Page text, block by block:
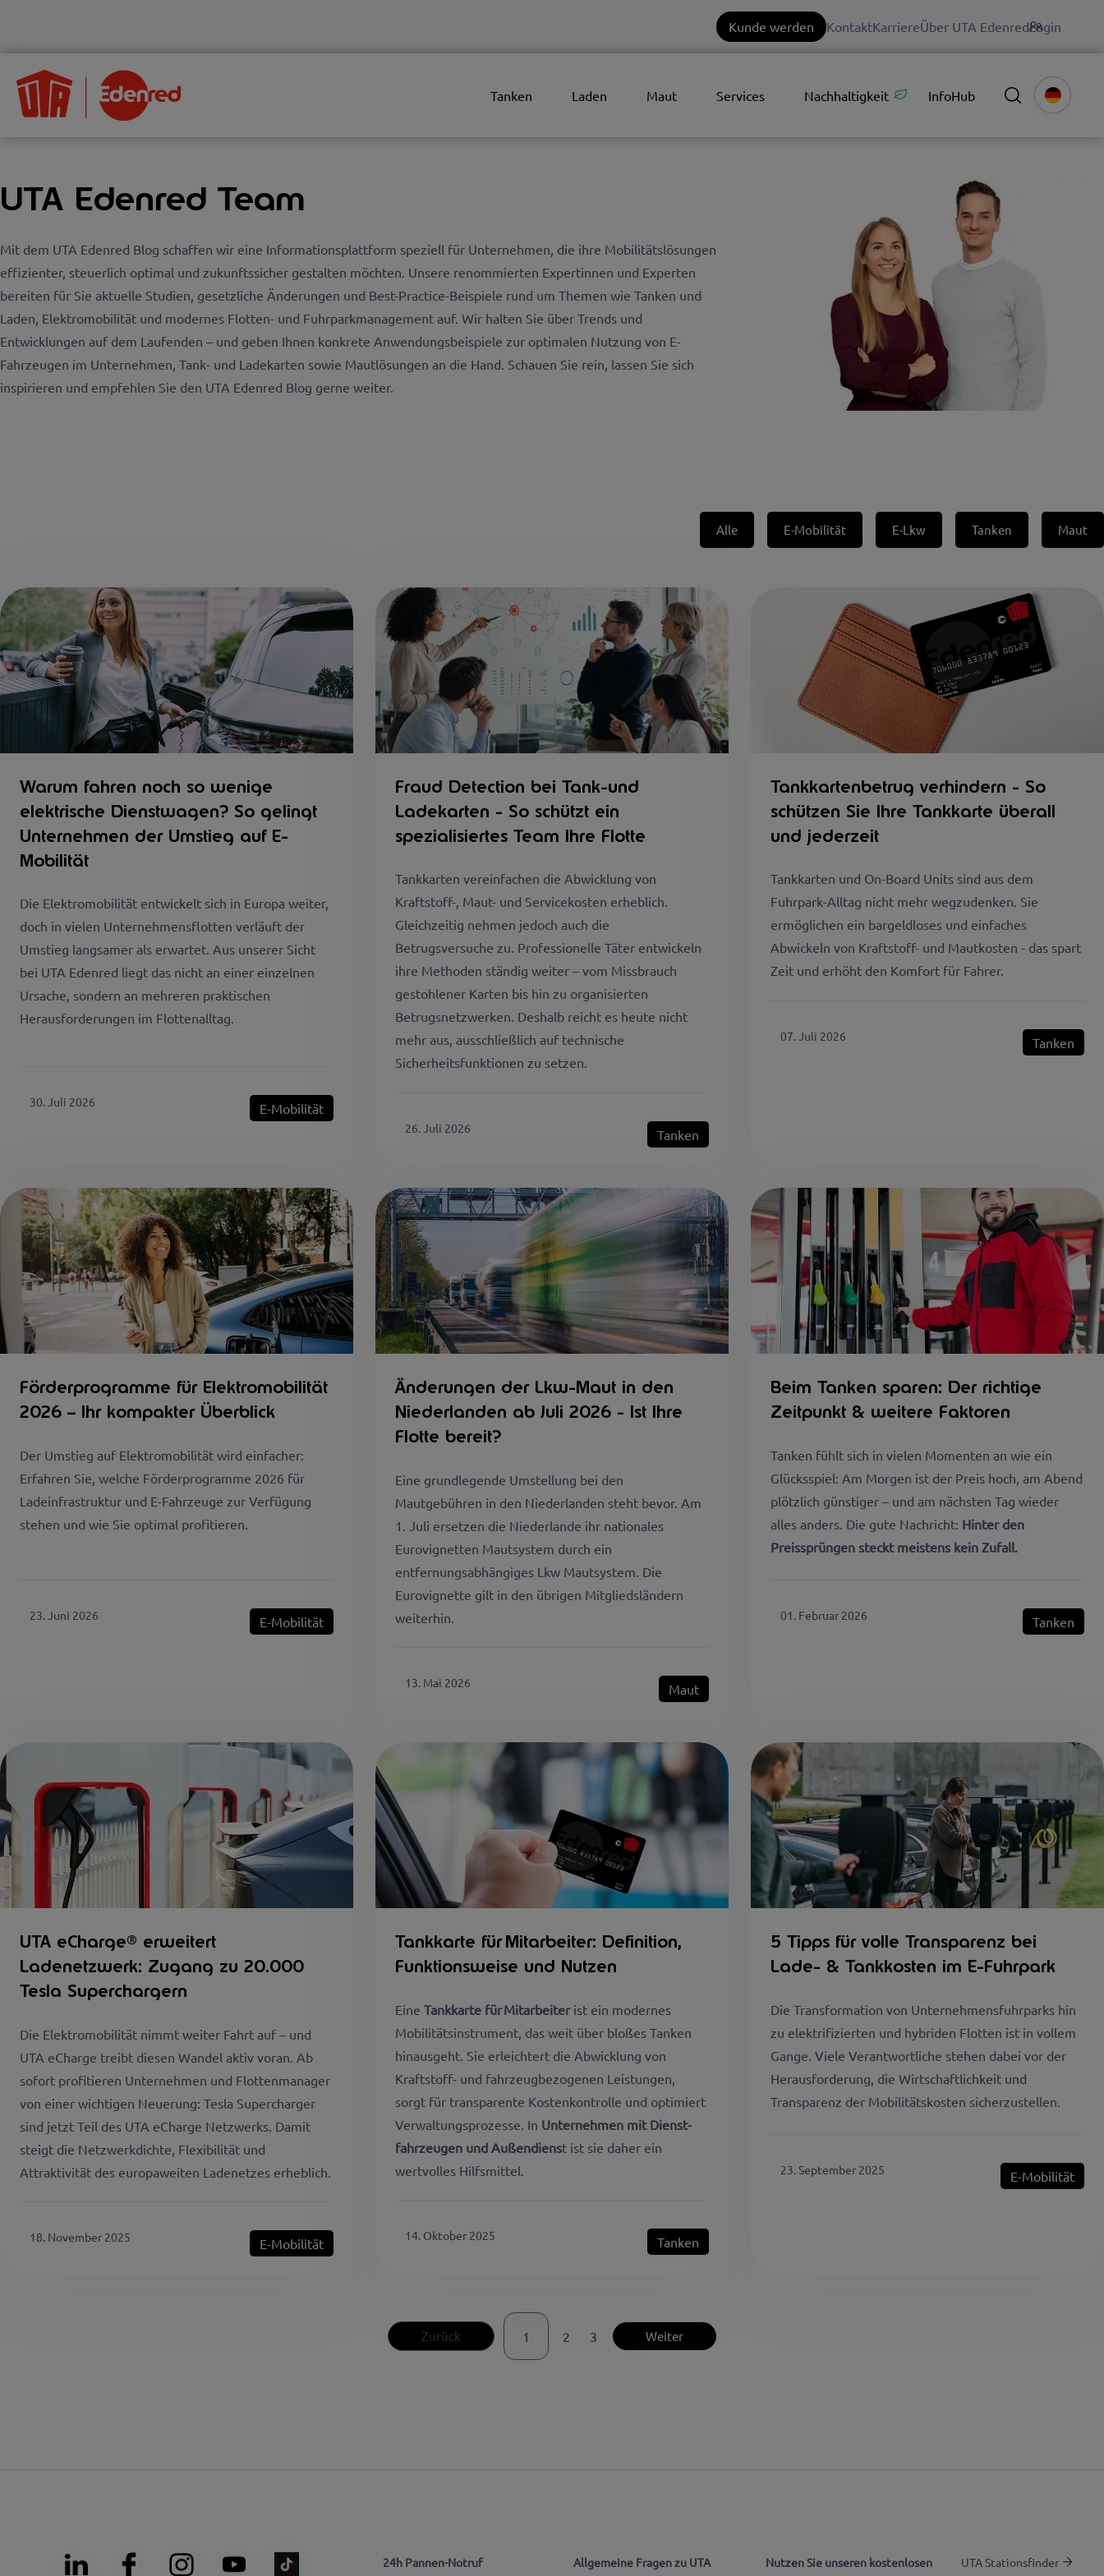
Kunde werden KontaktKarriereÜber UTA EdenredLogin
Tanken Laden Maut Services Nachhaltigkeit InfoHub
UTA Edenred Team
Mit dem UTA Edenred Blog schaffen wir eine Informationsplattform speziell für Unternehmen, die ihre Mobilitätslösungen
effizienter, steuerlich optimal und zukunftssicher gestalten möchten. Unsere renommierten Expertinnen und Experten
bereiten für Sie aktuelle Studien, gesetzliche Änderungen und Best-Practice-Beispiele rund um Themen wie Tanken und
Laden, Elektromobilität und modernes Flotten- und Fuhrparkmanagement auf. Wir halten Sie über Trends und
Entwicklungen auf dem Laufenden – und geben Ihnen konkrete Anwendungsbeispiele zur optimalen Nutzung von E-
Fahrzeugen im Unternehmen, Tank- und Ladekarten sowie Mautlösungen an die Hand. Schauen Sie rein, lassen Sie sich
inspirieren und empfehlen Sie den UTA Edenred Blog gerne weiter.
Alle E-Mobilität E-Lkw Tanken Maut
Warum fahren noch so wenige
elektrische Dienstwagen? So gelingt
Unternehmen der Umstieg auf E-
Mobilität
Die Elektromobilität entwickelt sich in Europa weiter,
doch in vielen Unternehmensflotten verläuft der
Umstieg langsamer als erwartet. Aus unserer Sicht
bei UTA Edenred liegt das nicht an einer einzelnen
Ursache, sondern an mehreren praktischen
Herausforderungen im Flottenalltag.
30. Juli 2026 E-Mobilität
Fraud Detection bei Tank-und
Ladekarten - So schützt ein
spezialisiertes Team Ihre Flotte
Tankkarten vereinfachen die Abwicklung von
Kraftstoff-, Maut- und Servicekosten erheblich.
Gleichzeitig nehmen jedoch auch die
Betrugsversuche zu. Professionelle Täter entwickeln
ihre Methoden ständig weiter – vom Missbrauch
gestohlener Karten bis hin zu organisierten
Betrugsnetzwerken. Deshalb reicht es heute nicht
mehr aus, ausschließlich auf technische
Sicherheitsfunktionen zu setzen.
26. Juli 2026 Tanken
Tankkartenbetrug verhindern - So
schützen Sie Ihre Tankkarte überall
und jederzeit
Tankkarten und On-Board Units sind aus dem
Fuhrpark-Alltag nicht mehr wegzudenken. Sie
ermöglichen ein bargeldloses und einfaches
Abwickeln von Kraftstoff- und Mautkosten - das spart
Zeit und erhöht den Komfort für Fahrer.
07. Juli 2026 Tanken
Förderprogramme für Elektromobilität
2026 – Ihr kompakter Überblick
Der Umstieg auf Elektromobilität wird einfacher:
Erfahren Sie, welche Förderprogramme 2026 für
Ladeinfrastruktur und E-Fahrzeuge zur Verfügung
stehen und wie Sie optimal profitieren.
23. Juni 2026 E-Mobilität
Änderungen der Lkw-Maut in den
Niederlanden ab Juli 2026 - Ist Ihre
Flotte bereit?
Eine grundlegende Umstellung bei den
Mautgebühren in den Niederlanden steht bevor. Am
1. Juli ersetzen die Niederlande ihr nationales
Eurovignetten Mautsystem durch ein
entfernungsabhängiges Lkw Mautsystem. Die
Eurovignette gilt in den übrigen Mitgliedsländern
weiterhin.
13. Mai 2026 Maut
Beim Tanken sparen: Der richtige
Zeitpunkt & weitere Faktoren
Tanken fühlt sich in vielen Momenten an wie ein
Glücksspiel: Am Morgen ist der Preis hoch, am Abend
plötzlich günstiger – und am nächsten Tag wieder
alles anders. Die gute Nachricht: Hinter den
Preissprüngen steckt meistens kein Zufall.
01. Februar 2026 Tanken
UTA eCharge® erweitert
Ladenetzwerk: Zugang zu 20.000
Tesla Superchargern
Die Elektromobilität nimmt weiter Fahrt auf – und
UTA eCharge treibt diesen Wandel aktiv voran. Ab
sofort profitieren Unternehmen und Flottenmanager
von einer wichtigen Neuerung: Tesla Supercharger
sind jetzt Teil des UTA eCharge Netzwerks. Damit
steigt die Netzwerkdichte, Flexibilität und
Attraktivität des europaweiten Ladenetzes erheblich.
18. November 2025 E-Mobilität
Tankkarte für Mitarbeiter: Definition,
Funktionsweise und Nutzen
EineTankkarte für Mitarbeiterist ein modernes
Mobilitäts­instrument, das weit über bloßes Tanken
hinausgeht. Sie erleichtert die Abwicklung von
Kraftstoff‑ und fahrzeugbezogenen Leistungen,
sorgt für transparente Kosten­kontrolle und optimiert
Verwaltungs­prozesse. In Unternehmen mit Dienst­
fahrzeugen und Außendienst ist sie daher ein
wertvolles Hilfsmittel.
14. Oktober 2025 Tanken
5 Tipps für volle Transparenz bei
Lade- & Tankkosten im E-Fuhrpark
Die Transformation von Unternehmensfuhrparks hin
zu elektrifizierten und hybriden Flotten ist in vollem
Gange. Viele Verantwortliche stehen dabei vor der
Herausforderung, die Wirtschaftlichkeit und
Transparenz der Mobilitätskosten sicherzustellen.
23. September 2025 E-Mobilität
Zurück 1 2 3 Weiter
24h Pannen-Notruf
Allgemeine Fragen zu UTA
Nutzen Sie unseren kostenlosen
UTA Stationsfinder